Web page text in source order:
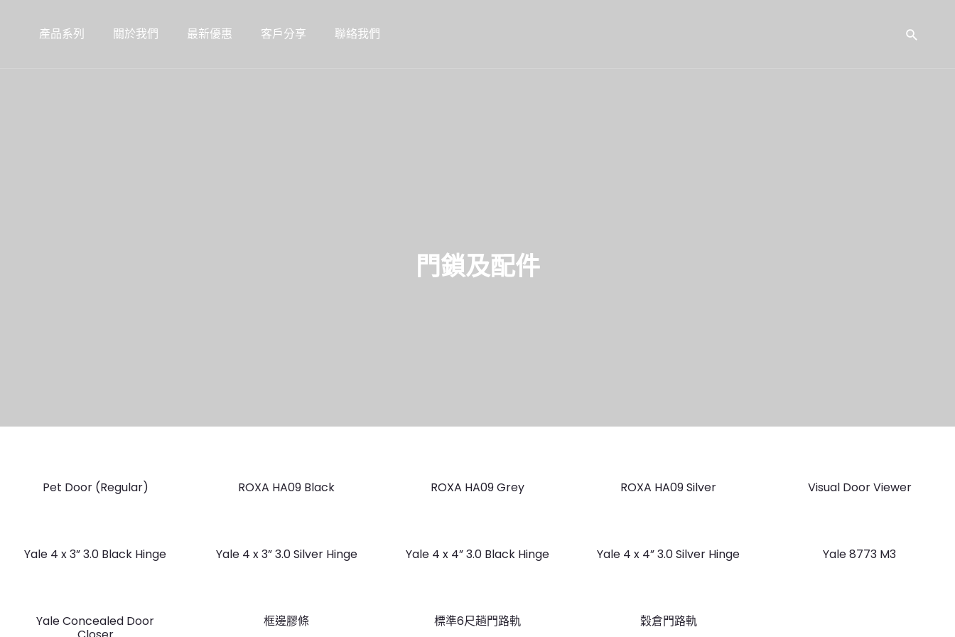
產品系列 關於我們 最新優惠 客戶分享 聯絡我們
門鎖及配件
Pet Door (Regular) ROXA HA09 Black ROXA HA09 Grey ROXA HA09 Silver Visual Door Viewer
Yale 4 x 3” 3.0 Black Hinge Yale 4 x 3” 3.0 Silver Hinge Yale 4 x 4” 3.0 Black Hinge Yale 4 x 4” 3.0 Silver Hinge Yale 8773 M3
Yale Concealed Door
框邊膠條 標準6尺趟門路軌 穀倉門路軌